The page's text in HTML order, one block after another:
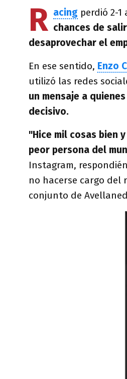
R acing perdió 2-
chances de
desaprovechar el
En ese sentido, Enzo
utilizó las redes
un mensaje a
decisivo.
"Hice mil cosas bien
peor persona del
Instagram,
no hacerse cargo
conjunto de